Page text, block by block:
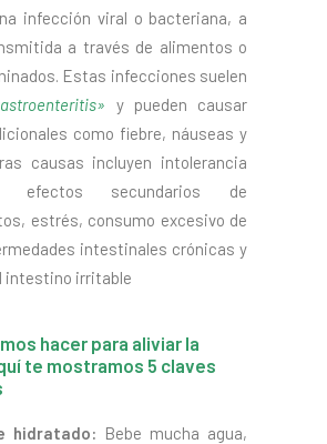
infección viral o bacteriana, a
a través de alimentos o
Estas infecciones suelen
y pueden causar
como fiebre, náuseas y
causas incluyen intolerancia
efectos secundarios de
estrés, consumo excesivo de
intestinales crónicas y
intestino irritable
hacer para aliviar la
te mostramos 5 claves
hidratado: Bebe mucha agua,